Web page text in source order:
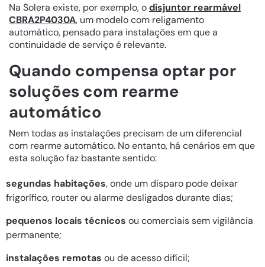
Na Solera existe, por exemplo, odisjuntor rearmável
CBRA2P4030A, um modelo com religamento
automático, pensado para instalações em que a
continuidade de serviço é relevante.
Quando compensa optar por
soluções com rearme
automático
Nem todas as instalações precisam de um diferencial
com rearme automático. No entanto, há cenários em que
esta solução faz bastante sentido:
segundas habitações, onde um disparo pode deixar
frigorífico, router ou alarme desligados durante dias;
pequenos locais técnicos ou comerciais sem vigilância
permanente;
instalações remotas ou de acesso difícil;